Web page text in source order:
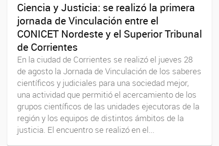
Ciencia y Justicia: se realizó la primera
jornada de Vinculación entre el
CONICET Nordeste y el Superior Tribunal
de Corrientes
En la ciudad de Corrientes se realizó el jueves 28
de agosto la Jornada de Vinculación de los saberes
científicos y judiciales para una sociedad mejor,
una actividad que permitió el acercamiento de los
grupos científicos de las unidades ejecutoras de la
región y los equipos de distintos ámbitos de la
justicia. El encuentro se realizó en el...